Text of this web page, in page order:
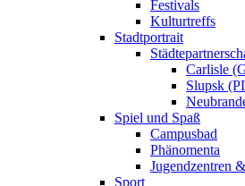
Festivals
Kulturtreffs
Stadtportrait
Carlisle
Slupsk
Spiel und Spaß
Campusbad
Phänomenta
Jugendzentren
Sport